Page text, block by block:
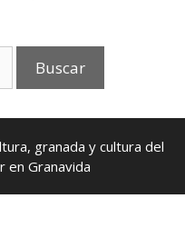
granada y cultura del
en Granavida